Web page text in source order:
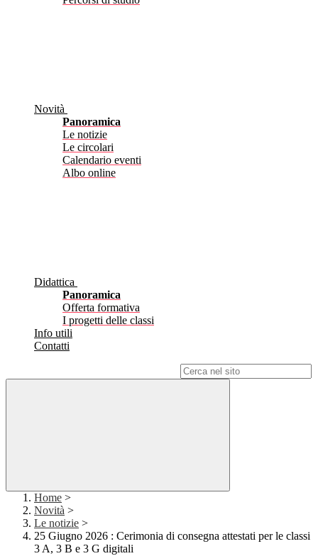
Novità
Panoramica
Le notizie
Le circolari
Calendario eventi
Albo online
Didattica
Panoramica
Offerta formativa
I progetti delle classi
Info utili
Contatti
Home >
Novità >
Le notizie >
25 Giugno 2026 : Cerimonia di consegna attestati per le classi
3 A, 3 B e 3 G digitali